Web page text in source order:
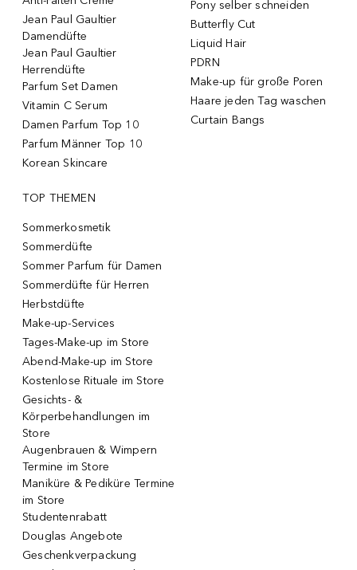
Jean Paul Gaultier
Damendüfte
Jean Paul Gaultier
Herrendüfte
Parfum Set Damen
Vitamin C Serum
Damen Parfum Top 10
Parfum Männer Top 10
Korean Skincare
Pony selber schneiden
Butterfly Cut
Liquid Hair
PDRN
Make-up für große Poren
Haare jeden Tag waschen
Curtain Bangs
TOP THEMEN
Sommerkosmetik
Sommerdüfte
Sommer Parfum für Damen
Sommerdüfte für Herren
Herbstdüfte
Make-up-Services
Tages-Make-up im Store
Abend-Make-up im Store
Kostenlose Rituale im Store
Gesichts- &
Körperbehandlungen im
Store
Augenbrauen & Wimpern
Termine im Store
Maniküre & Pediküre Termine
im Store
Studentenrabatt
Douglas Angebote
Geschenkverpackung